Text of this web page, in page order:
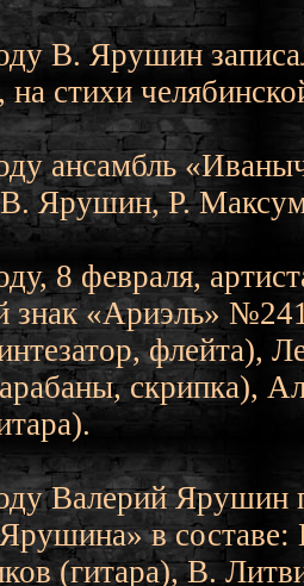
В. Ярушин
на стихи
ансамбль
В. Ярушин, Р.
8 февраля,
знак «Ариэль»
флейта),
скрипка),
Валерий Ярушин
в
(гитара), В.